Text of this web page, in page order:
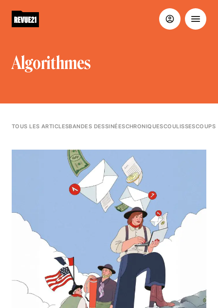
Algorithmes
TOUS LES ARTICLESBANDES DESSINÉESCHRONIQUESCOULISSESCOUPS